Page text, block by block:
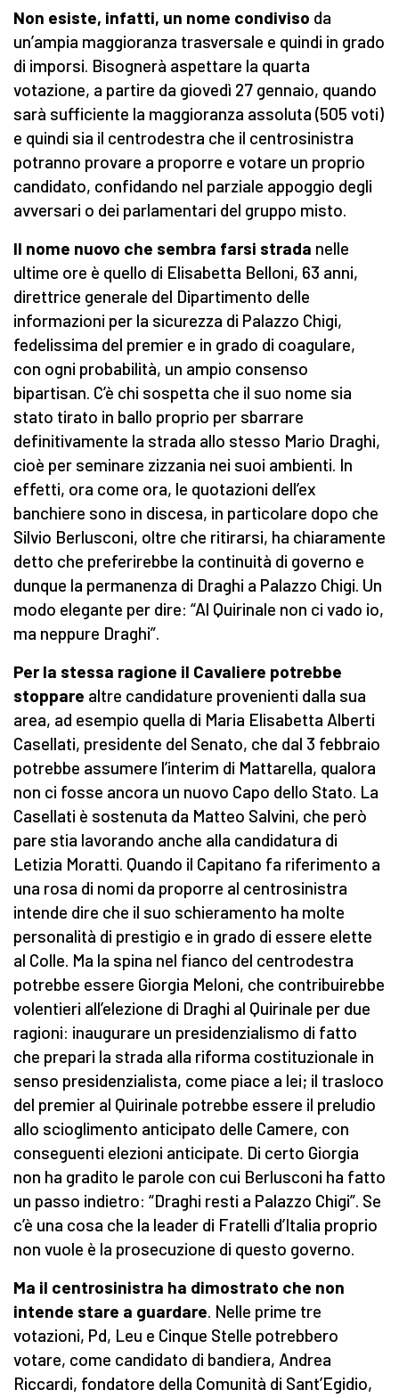
Non esiste, infatti, un nome condiviso da
un’ampia maggioranza trasversale e quindi in grado
di imporsi. Bisognerà aspettare la quarta
votazione, a partire da giovedì 27 gennaio, quando
sarà sufficiente la maggioranza assoluta (505 voti)
e quindi sia il centrodestra che il centrosinistra
potranno provare a proporre e votare un proprio
candidato, confidando nel parziale appoggio degli
avversari o dei parlamentari del gruppo misto.
Il nome nuovo che sembra farsi strada nelle
ultime ore è quello di Elisabetta Belloni, 63 anni,
direttrice generale del Dipartimento delle
informazioni per la sicurezza di Palazzo Chigi,
fedelissima del premier e in grado di coagulare,
con ogni probabilità, un ampio consenso
bipartisan. C’è chi sospetta che il suo nome sia
stato tirato in ballo proprio per sbarrare
definitivamente la strada allo stesso Mario Draghi,
cioè per seminare zizzania nei suoi ambienti. In
effetti, ora come ora, le quotazioni dell’ex
banchiere sono in discesa, in particolare dopo che
Silvio Berlusconi, oltre che ritirarsi, ha chiaramente
detto che preferirebbe la continuità di governo e
dunque la permanenza di Draghi a Palazzo Chigi. Un
modo elegante per dire: “Al Quirinale non ci vado io,
ma neppure Draghi”.
Per la stessa ragione il Cavaliere potrebbe
stoppare altre candidature provenienti dalla sua
area, ad esempio quella di Maria Elisabetta Alberti
Casellati, presidente del Senato, che dal 3 febbraio
potrebbe assumere l’interim di Mattarella, qualora
non ci fosse ancora un nuovo Capo dello Stato. La
Casellati è sostenuta da Matteo Salvini, che però
pare stia lavorando anche alla candidatura di
Letizia Moratti. Quando il Capitano fa riferimento a
una rosa di nomi da proporre al centrosinistra
intende dire che il suo schieramento ha molte
personalità di prestigio e in grado di essere elette
al Colle. Ma la spina nel fianco del centrodestra
potrebbe essere Giorgia Meloni, che contribuirebbe
volentieri all’elezione di Draghi al Quirinale per due
ragioni: inaugurare un presidenzialismo di fatto
che prepari la strada alla riforma costituzionale in
senso presidenzialista, come piace a lei; il trasloco
del premier al Quirinale potrebbe essere il preludio
allo scioglimento anticipato delle Camere, con
conseguenti elezioni anticipate. Di certo Giorgia
non ha gradito le parole con cui Berlusconi ha fatto
un passo indietro: “Draghi resti a Palazzo Chigi”. Se
c’è una cosa che la leader di Fratelli d’Italia proprio
non vuole è la prosecuzione di questo governo.
Ma il centrosinistra ha dimostrato che non
intende stare a guardare. Nelle prime tre
votazioni, Pd, Leu e Cinque Stelle potrebbero
votare, come candidato di bandiera, Andrea
Riccardi, fondatore della Comunità di Sant’Egidio,